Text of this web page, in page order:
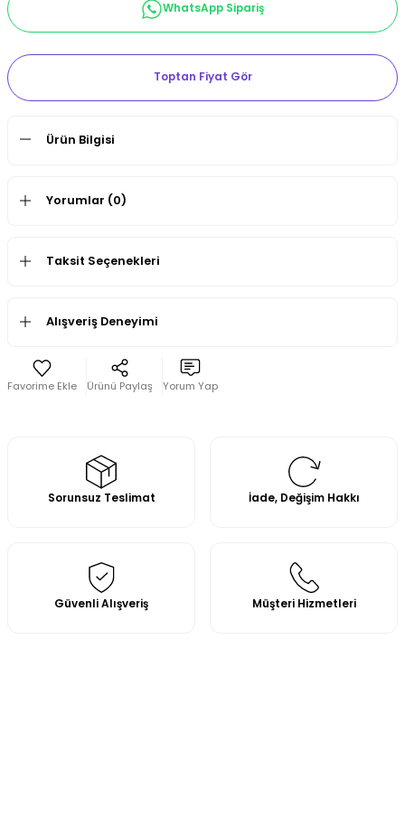
WhatsApp Sipariş
Toptan Fiyat Gör
Ürün Bilgisi
Yorumlar (0)
Taksit Seçenekleri
Alışveriş Deneyimi
Ürünü Paylaş Yorum Yap
Sorunsuz Teslimat İade, Değişim Hakkı
Güvenli Alışveriş Müşteri Hizmetleri